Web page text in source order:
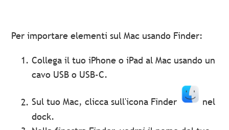
Per importare elementi sul Mac usando Finder:
Collega il tuo iPhone o iPad al Mac usando un
cavo USB o USB-C.
Sul tuo Mac, clicca sull'icona Finder
nel
dock.